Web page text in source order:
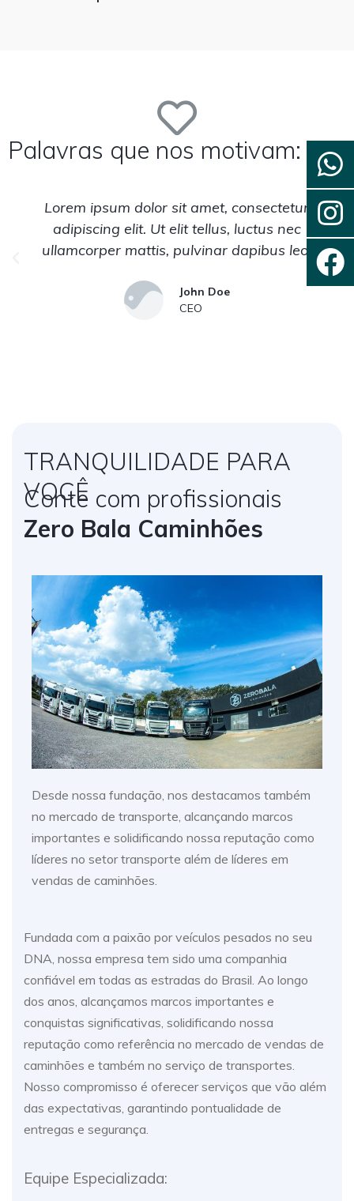
Palavras que nos motivam:
Lorem ipsum dolor sit amet, consectetur
adipiscing elit. Ut elit tellus, luctus nec
ullamcorper mattis, pulvinar dapibus leo.
John Doe
CEO
TRANQUILIDADE PARA
VOCÊ
Conte com profissionais
Zero Bala Caminhões
Desde nossa fundação, nos destacamos também
no mercado de transporte, alcançando marcos
importantes e solidificando nossa reputação como
líderes no setor transporte além de líderes em
vendas de caminhões.
Fundada com a paixão por veículos pesados no seu
DNA, nossa empresa tem sido uma companhia
confiável em todas as estradas do Brasil. Ao longo
dos anos, alcançamos marcos importantes e
conquistas significativas, solidificando nossa
reputação como referência no mercado de vendas de
caminhões e também no serviço de transportes.
Nosso compromisso é oferecer serviços que vão além
das expectativas, garantindo pontualidade de
entregas e segurança.
Equipe Especializada: